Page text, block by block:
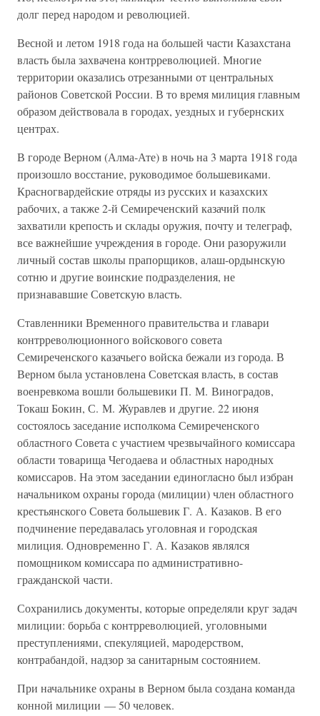
долг перед народом и революцией.
Весной и летом 1918 года на большей части Казахстана
власть была захвачена контрреволюцией. Многие
территории оказались отрезанными от центральных
районов Советской России. В то время милиция главным
образом действовала в городах, уездных и губернских
центрах.
В городе Верном (Алма-Ате) в ночь на 3 марта 1918 года
произошло восстание, руководимое большевиками.
Красногвардейские отряды из русских и казахских
рабочих, а также 2-й Семиреченский казачий полк
захватили крепость и склады оружия, почту и телеграф,
все важнейшие учреждения в городе. Они разоружили
личный состав школы прапорщиков, алаш-ордынскую
сотню и другие воинские подразделения, не
признававшие Советскую власть.
Ставленники Временного правительства и главари
контрреволюционного войскового совета
Семиреченского казачьего войска бежали из города. В
Верном была установлена Советская власть, в состав
военревкома вошли большевики П. М. Виноградов,
Токаш Бокин, С. М. Журавлев и другие. 22 июня
состоялось заседание исполкома Семиреченского
областного Совета с участием чрезвычайного комиссара
области товарища Чегодаева и областных народных
комиссаров. На этом заседании единогласно был избран
начальником охраны города (милиции) член областного
крестьянского Совета большевик Г. А. Казаков. В его
подчинение передавалась уголовная и городская
милиция. Одновременно Г. А. Казаков являлся
помощником комиссара по административно-
гражданской части.
Сохранились документы, которые определяли круг задач
милиции: борьба с контрреволюцией, уголовными
преступлениями, спекуляцией, мародерством,
контрабандой, надзор за санитарным состоянием.
При начальнике охраны в Верном была создана команда
конной милиции — 50 человек.